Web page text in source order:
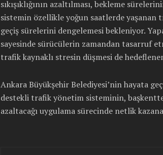
sıkışıklığının azaltılması, bekleme
sistemin özellikle yoğun saatlerde yaşanan
geçiş sürelerini dengelemesi bekleniyor.
sayesinde sürücülerin zamandan tasarruf
trafik kaynaklı stresin düşmesi de
Ankara Büyükşehir Belediyesi’nin hayata
destekli trafik yönetim sisteminin,
azaltacağı uygulama sürecinde netlik